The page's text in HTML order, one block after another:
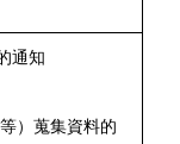
通知
）蒐集資料的